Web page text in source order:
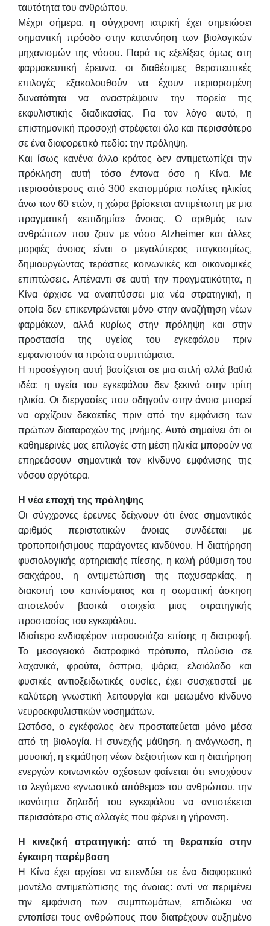
ταυτότητα του ανθρώπου.
Μέχρι σήμερα, η σύγχρονη ιατρική έχει σημειώσει
σημαντική πρόοδο στην κατανόηση των βιολογικών
μηχανισμών της νόσου. Παρά τις εξελίξεις όμως στη
φαρμακευτική έρευνα, οι διαθέσιμες θεραπευτικές
επιλογές εξακολουθούν να έχουν περιορισμένη
δυνατότητα να αναστρέψουν την πορεία της
εκφυλιστικής διαδικασίας. Για τον λόγο αυτό, η
επιστημονική προσοχή στρέφεται όλο και περισσότερο
σε ένα διαφορετικό πεδίο: την πρόληψη.
Και ίσως κανένα άλλο κράτος δεν αντιμετωπίζει την
πρόκληση αυτή τόσο έντονα όσο η Κίνα. Με
περισσότερους από 300 εκατομμύρια πολίτες ηλικίας
άνω των 60 ετών, η χώρα βρίσκεται αντιμέτωπη με μια
πραγματική «επιδημία» άνοιας. Ο αριθμός των
ανθρώπων που ζουν με νόσο Alzheimer και άλλες
μορφές άνοιας είναι ο μεγαλύτερος παγκοσμίως,
δημιουργώντας τεράστιες κοινωνικές και οικονομικές
επιπτώσεις. Απέναντι σε αυτή την πραγματικότητα, η
Κίνα άρχισε να αναπτύσσει μια νέα στρατηγική, η
οποία δεν επικεντρώνεται μόνο στην αναζήτηση νέων
φαρμάκων, αλλά κυρίως στην πρόληψη και στην
προστασία της υγείας του εγκεφάλου πριν
εμφανιστούν τα πρώτα συμπτώματα.
Η προσέγγιση αυτή βασίζεται σε μια απλή αλλά βαθιά
ιδέα: η υγεία του εγκεφάλου δεν ξεκινά στην τρίτη
ηλικία. Οι διεργασίες που οδηγούν στην άνοια μπορεί
να αρχίζουν δεκαετίες πριν από την εμφάνιση των
πρώτων διαταραχών της μνήμης. Αυτό σημαίνει ότι οι
καθημερινές μας επιλογές στη μέση ηλικία μπορούν να
επηρεάσουν σημαντικά τον κίνδυνο εμφάνισης της
νόσου αργότερα.
Η νέα εποχή της πρόληψης
Οι σύγχρονες έρευνες δείχνουν ότι ένας σημαντικός
αριθμός περιστατικών άνοιας συνδέεται με
τροποποιήσιμους παράγοντες κινδύνου. Η διατήρηση
φυσιολογικής αρτηριακής πίεσης, η καλή ρύθμιση του
σακχάρου, η αντιμετώπιση της παχυσαρκίας, η
διακοπή του καπνίσματος και η σωματική άσκηση
αποτελούν βασικά στοιχεία μιας στρατηγικής
προστασίας του εγκεφάλου.
Ιδιαίτερο ενδιαφέρον παρουσιάζει επίσης η διατροφή.
Το μεσογειακό διατροφικό πρότυπο, πλούσιο σε
λαχανικά, φρούτα, όσπρια, ψάρια, ελαιόλαδο και
φυσικές αντιοξειδωτικές ουσίες, έχει συσχετιστεί με
καλύτερη γνωστική λειτουργία και μειωμένο κίνδυνο
νευροεκφυλιστικών νοσημάτων.
Ωστόσο, ο εγκέφαλος δεν προστατεύεται μόνο μέσα
από τη βιολογία. Η συνεχής μάθηση, η ανάγνωση, η
μουσική, η εκμάθηση νέων δεξιοτήτων και η διατήρηση
ενεργών κοινωνικών σχέσεων φαίνεται ότι ενισχύουν
το λεγόμενο «γνωστικό απόθεμα» του ανθρώπου, την
ικανότητα δηλαδή του εγκεφάλου να αντιστέκεται
περισσότερο στις αλλαγές που φέρνει η γήρανση.
Η κινεζική στρατηγική: από τη θεραπεία στην
έγκαιρη παρέμβαση
Η Κίνα έχει αρχίσει να επενδύει σε ένα διαφορετικό
μοντέλο αντιμετώπισης της άνοιας: αντί να περιμένει
την εμφάνιση των συμπτωμάτων, επιδιώκει να
εντοπίσει τους ανθρώπους που διατρέχουν αυξημένο